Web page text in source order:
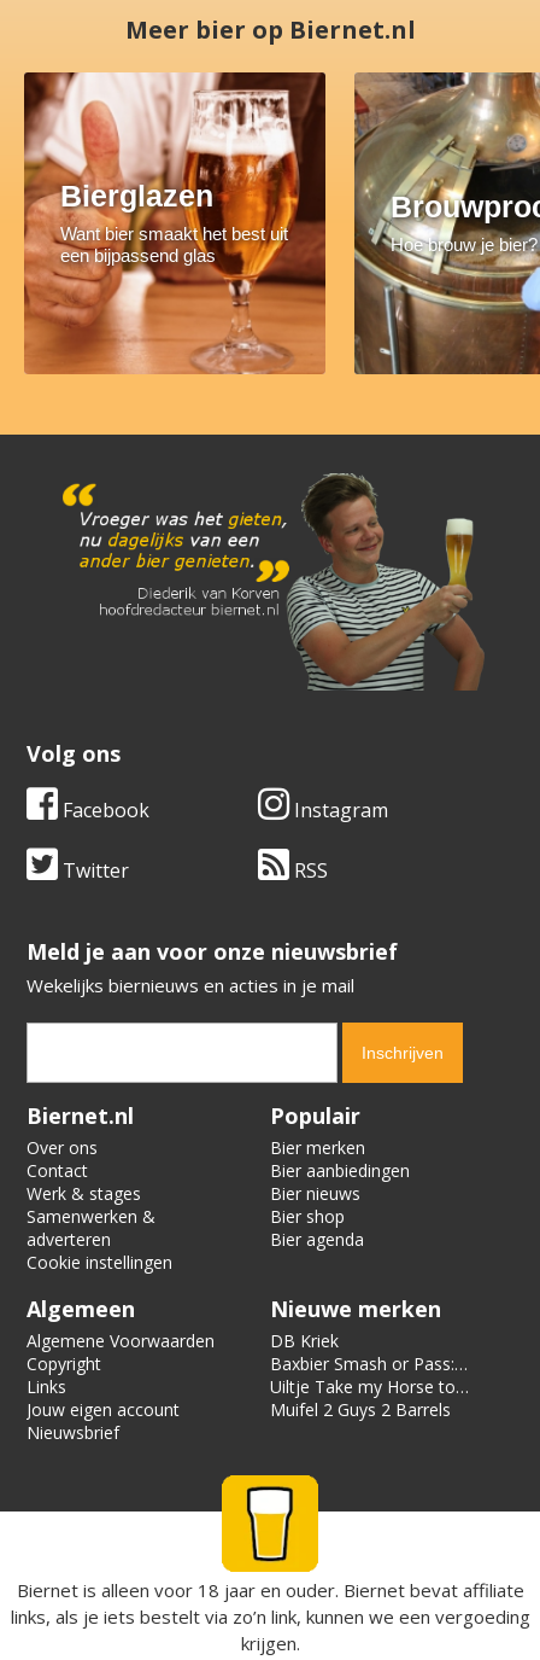
Meer bier op Biernet.nl
Bierglazen
Want bier smaakt het best uit
een bijpassend glas
Hoe brouw je bier?
Volg ons
Facebook Instagram
Twitter RSS
​​​​​​​Meld je aan voor onze nieuwsbrief
Wekelijks biernieuws en acties in je mail
Verification code:
Biernet.nl
Over ons
Contact
Werk & stages
Samenwerken &
adverteren
Cookie instellingen
Populair
Bier merken
Bier aanbiedingen
Bier nieuws
Bier shop
Bier agenda
Algemeen
Algemene Voorwaarden
Copyright
Links
Jouw eigen account
Nieuwsbrief
Nieuwe merken
DB Kriek
Baxbier Smash or Pass:
Strata
Uiltje Take my Horse to
the Hotel Room
Muifel 2 Guys 2 Barrels
Biernet is alleen voor 18 jaar en ouder. Biernet bevat affiliate
links, als je iets bestelt via zo’n link, kunnen we een vergoeding
krijgen.